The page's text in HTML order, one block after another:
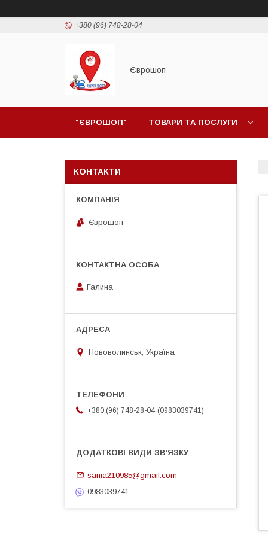
+380 (96) 748-28-04
Єврошоп
"ЄВРОШОП" ТОВАРИ ТА ПОСЛУГИ
КОНТАКТИ
Єврошоп
Галина
Нововолинськ, Україна
+380 (96) 748-28-04 0983039741
sania210985@gmail.com
0983039741